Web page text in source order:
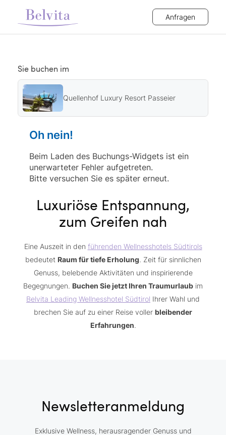
Anfragen
Sie buchen im
Quellenhof Luxury Resort Passeier
Oh nein!
Beim Laden des Buchungs-Widgets ist ein
unerwarteter Fehler aufgetreten.
Bitte versuchen Sie es später erneut.
Luxuriöse Entspannung,
zum Greifen nah
Eine Auszeit in den führenden Wellnesshotels Südtirols
bedeutet Raum für tiefe Erholung. Zeit für sinnlichen
Genuss, belebende Aktivitäten und inspirierende
Begegnungen. Buchen Sie jetzt Ihren Traumurlaub im
Belvita Leading Wellnesshotel Südtirol Ihrer Wahl und
brechen Sie auf zu einer Reise voller bleibender
Erfahrungen.
Newsletteranmeldung
Exklusive Wellness, herausragender Genuss und